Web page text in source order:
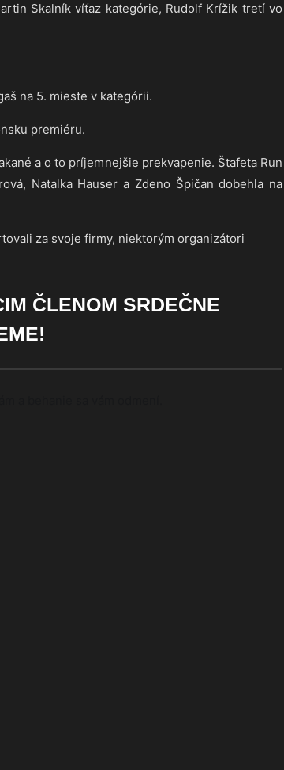
Skalník víťaz kategórie, Rudolf Krížik tretí vo
na 5. mieste v kategórii.
premiéru.
a o to príjemnejšie prekvapenie. Štafeta Run
Natalka Hauser a Zdeno Špičan dobehla na
za svoje firmy, niektorým organizátori
ČLENOM SRDEČNE